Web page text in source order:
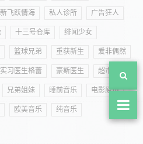
新飞跃情海 私人诊所 广告狂人
十三号仓库 绯闻少女
篮球兄弟 重获新生 爱非偶然
实习医生格蕾 豪斯医生 超市特工
兄弟姐妹 睡前音乐 电影原声
欧美音乐 纯音乐